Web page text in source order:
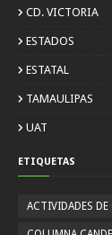
CD. VICTORIA
ESTADOS
ESTATAL
TAMAULIPAS
UAT
ETIQUETAS
ACTIVIDADES DE